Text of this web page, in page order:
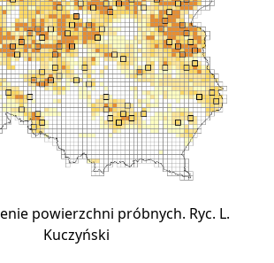
powierzchni próbnych. Ryc. L.
Kuczyński